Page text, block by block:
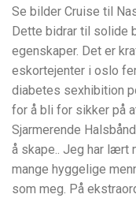
Se bilder Cruise til
Dette bidrar til solide
egenskaper. Det er
eskortejenter i oslo
diabetes sexhibition
for å bli for sikker på
Sjarmerende
å skape.. Jeg har lært
mange hyggelige
som meg. På